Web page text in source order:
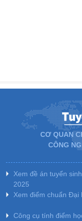
CƠ QUAN
CÔNG
Xem đề án tuyển
2025
Xem điểm chuẩn Đại
Công cụ tính điểm